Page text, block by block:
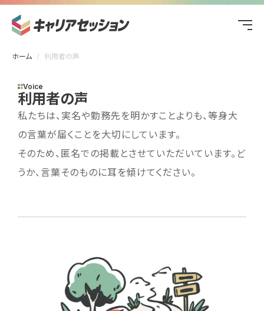
ホーム 利用者の声
Voice
利用者の声
私たちは、実名や勤務先を明かすことよりも、等身大
の言葉が届くことを大切にしています。
そのため、匿名での掲載とさせていただいています。ど
うか、言葉そのものに耳を傾けてください。